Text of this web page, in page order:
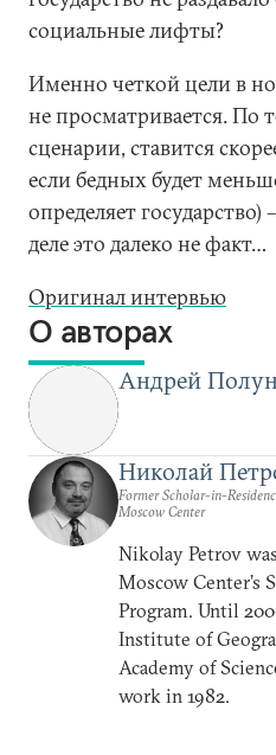
социальные лифты?
Именно четкой цели в
не просматривается. По
сценарии, ставится
если бедных будет
определяет
деле это далеко не факт…
Оригинал интервью
О авторах
Андрей
Николай
Former Scholar-in-
Moscow Center
Nikolay Petrov
Moscow Center’s
Program. Until
Institute of
Academy of
work in 1982.